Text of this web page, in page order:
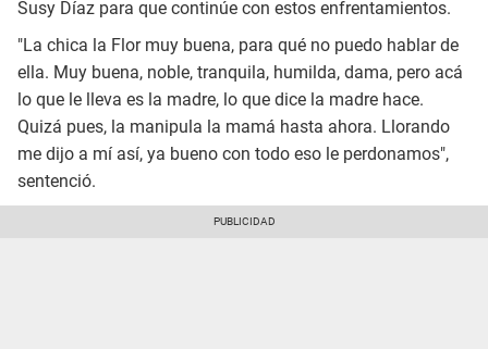
Susy Díaz para que continúe con estos enfrentamientos.
"La chica la Flor muy buena, para qué no puedo hablar de
ella. Muy buena, noble, tranquila, humilda, dama, pero acá
lo que le lleva es la madre, lo que dice la madre hace.
Quizá pues, la manipula la mamá hasta ahora. Llorando
me dijo a mí así, ya bueno con todo eso le perdonamos",
sentenció.